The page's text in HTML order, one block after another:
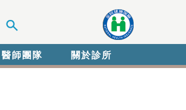
醫師團隊 關於診所